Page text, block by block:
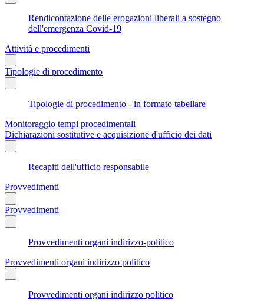
Rendicontazione delle erogazioni liberali a sostegno
dell'emergenza Covid-19
Attività e procedimenti
Tipologie di procedimento
Tipologie di procedimento - in formato tabellare
Monitoraggio tempi procedimentali
Dichiarazioni sostitutive e acquisizione d'ufficio dei dati
Recapiti dell'ufficio responsabile
Provvedimenti
Provvedimenti
Provvedimenti organi indirizzo-politico
Provvedimenti organi indirizzo politico
Provvedimenti organi indirizzo politico